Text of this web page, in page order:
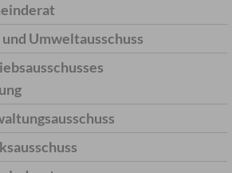
Umweltausschuss